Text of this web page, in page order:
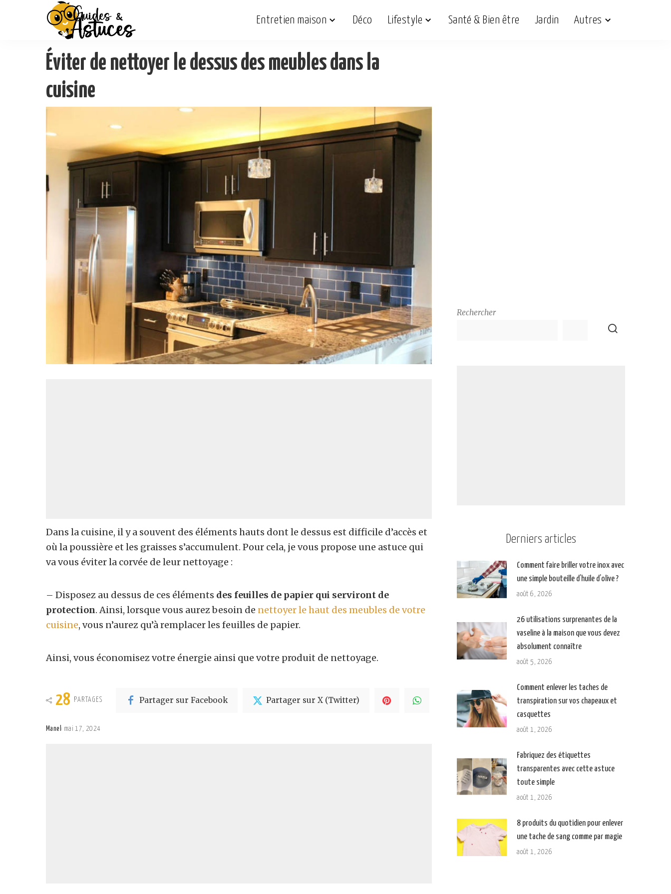
Entretien maison Déco Lifestyle Santé & Bien être Jardin Autres
Éviter de nettoyer le dessus des meubles dans la
cuisine
Dans la cuisine, il y a souvent des éléments hauts dont le dessus est difficile d’accès et
où la poussière et les graisses s’accumulent. Pour cela, je vous propose une astuce qui
va vous éviter la corvée de leur nettoyage :
– Disposez au dessus de ces éléments des feuilles de papier qui serviront de
protection. Ainsi, lorsque vous aurez besoin de nettoyer le haut des meubles de votre
cuisine, vous n’aurez qu’à remplacer les feuilles de papier.
Ainsi, vous économisez votre énergie ainsi que votre produit de nettoyage.
28 PARTAGES Partager sur Facebook Partager sur X (Twitter)
Manel mai 17, 2024
Rechercher
Derniers articles
Comment faire briller votre inox avec
une simple bouteille d’huile d’olive ?
août 6, 2026
26 utilisations surprenantes de la
vaseline à la maison que vous devez
absolument connaître
août 5, 2026
Comment enlever les taches de
transpiration sur vos chapeaux et
casquettes
août 1, 2026
Fabriquez des étiquettes
transparentes avec cette astuce
toute simple
août 1, 2026
8 produits du quotidien pour enlever
une tache de sang comme par magie
août 1, 2026